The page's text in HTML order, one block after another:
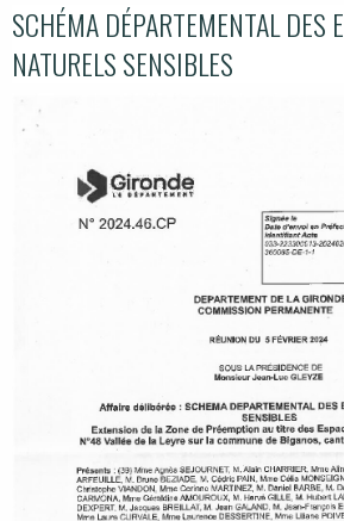
SCHÉMA DÉPARTEMENTAL DES
NATURELS SENSIBLES